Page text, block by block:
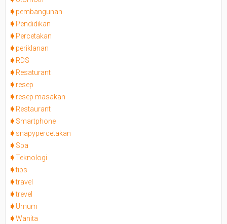
pembangunan
Pendidikan
Percetakan
periklanan
RDS
Resaturant
resep
resep masakan
Restaurant
Smartphone
snapypercetakan
Spa
Teknologi
tips
travel
trevel
Umum
Wanita